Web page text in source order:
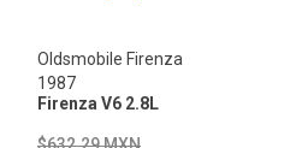
Oldsmobile Firenza
1987
Firenza V6 2.8L
$632.29 MXN